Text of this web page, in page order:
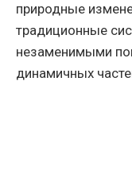
природные
традиционные
незаменимыми
динамичных